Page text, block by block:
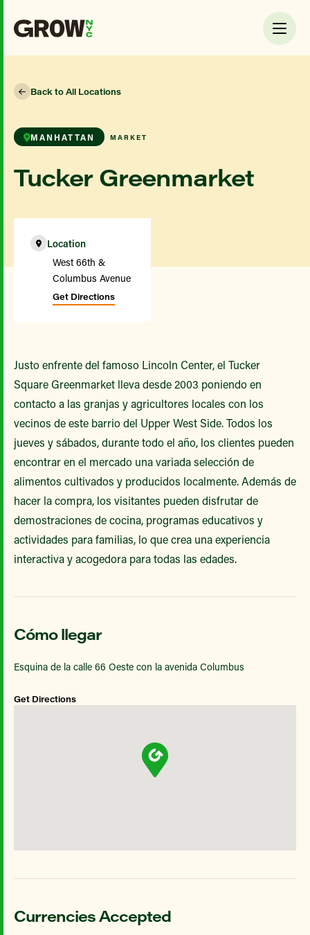
Back to All Locations
MANHATTAN MARKET
Tucker Greenmarket
Location
West 66th &
Columbus Avenue
Get Directions
Justo enfrente del famoso Lincoln Center, el Tucker
Square Greenmarket lleva desde 2003 poniendo en
contacto a las granjas y agricultores locales con los
vecinos de este barrio del Upper West Side. Todos los
jueves y sábados, durante todo el año, los clientes pueden
encontrar en el mercado una variada selección de
alimentos cultivados y producidos localmente. Además de
hacer la compra, los visitantes pueden disfrutar de
demostraciones de cocina, programas educativos y
actividades para familias, lo que crea una experiencia
interactiva y acogedora para todas las edades.
Cómo llegar
Esquina de la calle 66 Oeste con la avenida Columbus
Get Directions
Currencies Accepted